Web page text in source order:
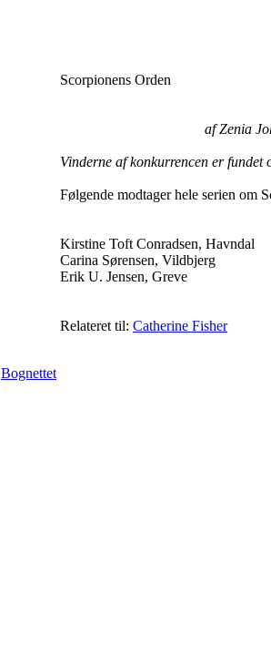
Bognettet
Scorpionens Orden
af Zenia
Vinderne af konkurrencen er fundet
Følgende modtager hele serien om
Kirstine Toft Conradsen, Havndal
Carina Sørensen, Vildbjerg
Erik U. Jensen, Greve
Relateret til: Catherine Fisher